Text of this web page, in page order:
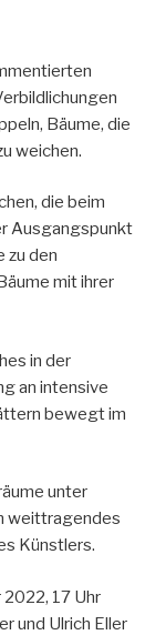
Bäume, die
weichen.
die beim
Ausgangspunkt
zu den
mit ihrer
in der
an intensive
bewegt im
unter
weittragendes
Künstlers.
17 Uhr
und Ulrich Eller